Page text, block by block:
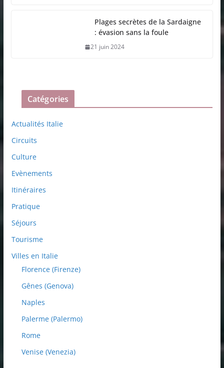
Plages secrètes de la Sardaigne
: évasion sans la foule
21 juin 2024
Catégories
Actualités Italie
Circuits
Culture
Evènements
Itinéraires
Pratique
Séjours
Tourisme
Villes en Italie
Florence (Firenze)
Gênes (Genova)
Naples
Palerme (Palermo)
Rome
Venise (Venezia)